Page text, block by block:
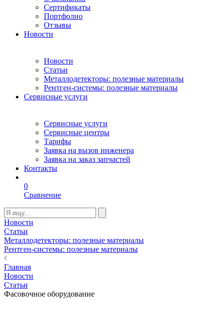
Сертификаты
Портфолио
Отзывы
Новости
Новости
Статьи
Металлодетекторы: полезные материалы
Рентген-системы: полезные материалы
Сервисные услуги
Сервисные услуги
Сервисные центры
Тарифы
Заявка на вызов инженера
Заявка на заказ запчастей
Контакты
0
Сравнение
Новости
Статьи
Металлодетекторы: полезные материалы
Рентген-системы: полезные материалы
Главная
Новости
Статьи
Фасовочное оборудование